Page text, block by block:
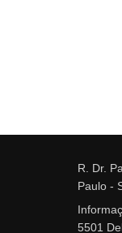
R. Dr.
Paulo -
5501